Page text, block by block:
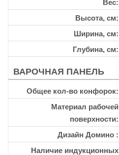
Вес
Высота, см
Ширина, см
Глубина, см
ВАРОЧНАЯ ПАНЕЛЬ
Общее кол-во конфорок
Материал рабочей
поверхности
Дизайн Домино
Наличие индукционных